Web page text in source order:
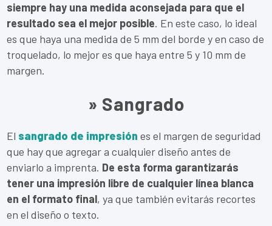
siempre hay una medida aconsejada para que el
resultado sea el mejor posible. En este caso, lo ideal
es que haya una medida de 5 mm del borde y en caso de
troquelado, lo mejor es que haya entre 5 y 10 mm de
margen.
» Sangrado
El sangrado de impresión es el margen de seguridad
que hay que agregar a cualquier diseño antes de
enviarlo a imprenta. De esta forma garantizarás
tener una impresión libre de cualquier línea blanca
en el formato final, ya que también evitarás recortes
en el diseño o texto.